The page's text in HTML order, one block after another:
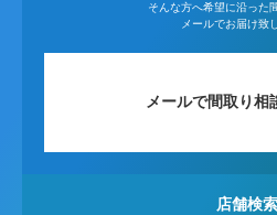
そんな方へ希望に沿った
メールでお届け致
メールで間取り相
店舗検索